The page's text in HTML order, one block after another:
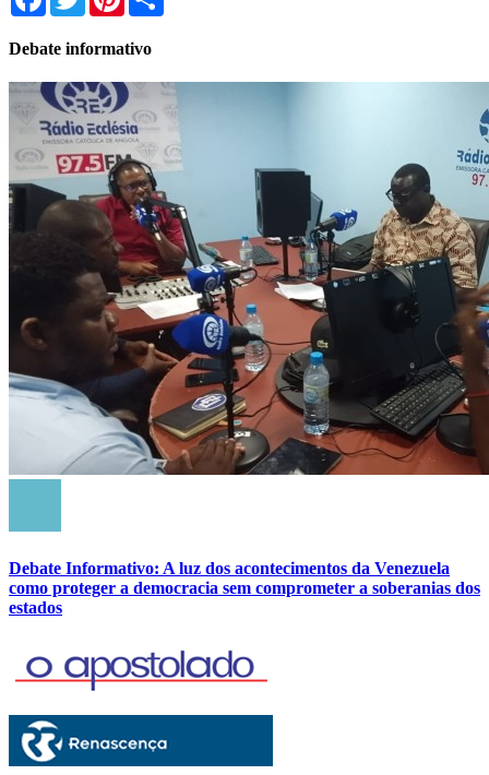
Debate informativo
Debate Informativo: A luz dos acontecimentos da Venezuela
como proteger a democracia sem comprometer a soberanias dos
estados